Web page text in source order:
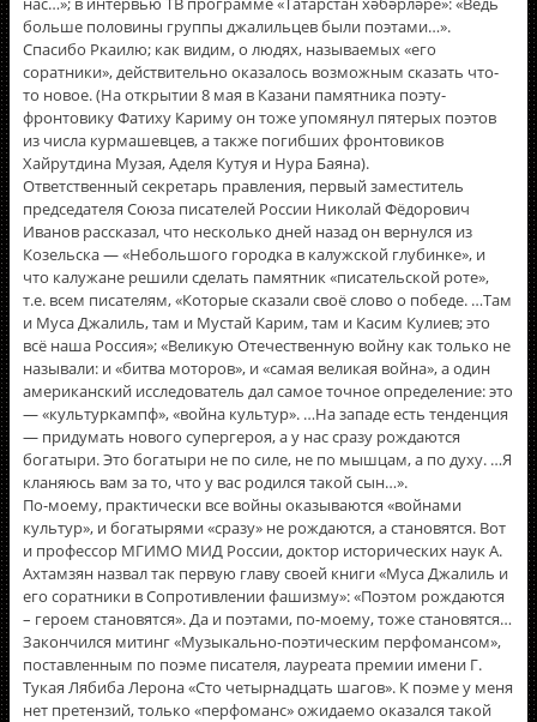
больше половины группы джалильцев были поэтами…».
Спасибо Ркаилю; как видим, о людях, называемых «его
соратники», действительно оказалось возможным сказать что-
то новое. (На открытии 8 мая в Казани памятника поэту-
фронтовику Фатиху Кариму он тоже упомянул пятерых поэтов
из числа курмашевцев, а также погибших фронтовиков
Хайрутдина Музая, Аделя Кутуя и Нура Баяна).
Ответственный секретарь правления, первый заместитель
председателя Союза писателей России Николай Фëдорович
Иванов рассказал, что несколько дней назад он вернулся из
Козельска — «Небольшого городка в калужской глубинке», и
что калужане решили сделать памятник «писательской роте»,
т.е. всем писателям, «Которые сказали своë слово о победе. …Там
и Муса Джалиль, там и Мустай Карим, там и Касим Кулиев; это
всë наша Россия»; «Великую Отечественную войну как только не
называли: и «битва моторов», и «самая великая война», а один
американский исследователь дал самое точное определение: это
— «культуркампф», «война культур». …На западе есть тенденция
— придумать нового супергероя, а у нас сразу рождаются
богатыри. Это богатыри не по силе, не по мышцам, а по духу. …Я
кланяюсь вам за то, что у вас родился такой сын…».
По-моему, практически все войны оказываются «войнами
культур», и богатырями «сразу» не рождаются, а становятся. Вот
и профессор МГИМО МИД России, доктор исторических наук А.
Ахтамзян назвал так первую главу своей книги «Муса Джалиль и
его соратники в Сопротивлении фашизму»: «Поэтом рождаются
– героем становятся». Да и поэтами, по-моему, тоже становятся…
Закончился митинг «Музыкально-поэтическим перфомансом»,
поставленным по поэме писателя, лауреата премии имени Г.
Тукая Лябиба Лерона «Сто четырнадцать шагов». К поэме у меня
нет претензий, только «перфоманс» ожидаемо оказался такой